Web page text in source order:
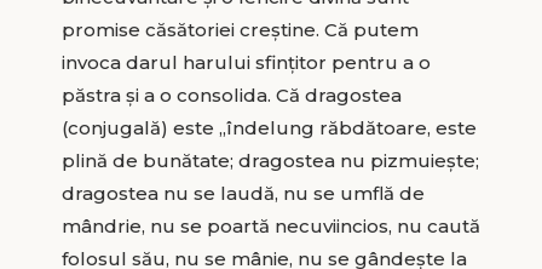
promise căsătoriei creştine. Că putem
invoca darul harului sfinţitor pentru a o
păstra şi a o consolida. Că dragostea
(conjugală) este „îndelung răbdătoare, este
plină de bunătate; dragostea nu pizmuieşte;
dragostea nu se laudă, nu se umflă de
mândrie, nu se poartă necuviincios, nu caută
folosul său, nu se mânie, nu se gândeşte la